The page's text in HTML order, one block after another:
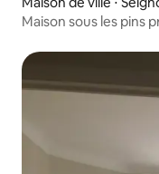
Maison sous les pins